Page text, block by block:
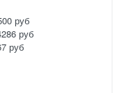
руб
руб
руб